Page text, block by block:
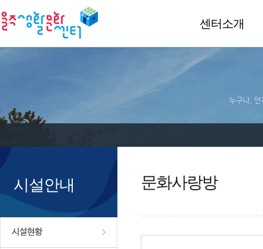
센터소개
누구나, 언
시설안내
시설현황
문화사랑방